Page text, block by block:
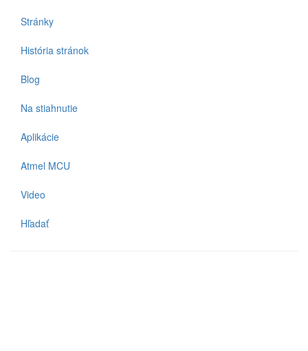
Stránky
História stránok
Blog
Na stiahnutie
Aplikácie
Atmel MCU
Video
Hľadať